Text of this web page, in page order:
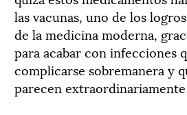
las vacunas, uno de los
de la medicina moderna,
para acabar con infecciones
complicarse sobremanera y
parecen extraordinariamente